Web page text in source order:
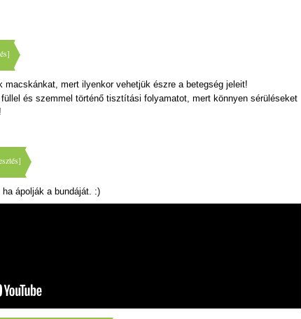
]
macskánkat, mert ilyenkor vehetjük észre a betegség jeleit!
és szemmel történő tisztítási folyamatot, mert könnyen sérüléseket
]
ápolják a bundáját. :)